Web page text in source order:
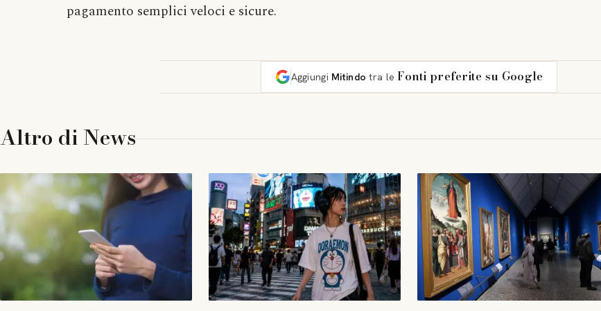
pagamento semplici veloci e sicure.
Aggiungi Mitindo tra le Fonti preferite su Google
Altro diNews